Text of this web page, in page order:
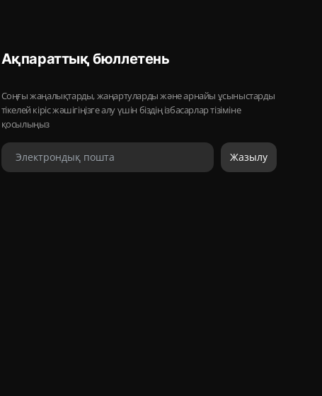
Ақпараттық бюллетень
Соңғы жаңалықтарды, жаңартуларды және арнайы ұсыныстарды
тікелей кіріс жәшігіңізге алу үшін біздің ізбасарлар тізіміне
қосылыңыз
Жазылу